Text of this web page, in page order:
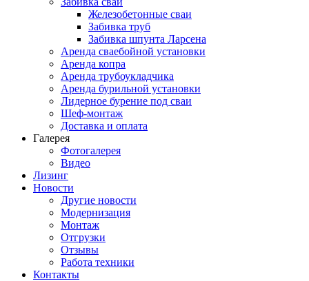
Железобетонные сваи
Забивка труб
Забивка шпунта Ларсена
Аренда сваебойной установки
Аренда копра
Аренда трубоукладчика
Аренда бурильной установки
Лидерное бурение под сваи
Шеф-монтаж
Доставка и оплата
Галерея
Фотогалерея
Видео
Лизинг
Новости
Другие новости
Модернизация
Монтаж
Отгрузки
Отзывы
Работа техники
Контакты